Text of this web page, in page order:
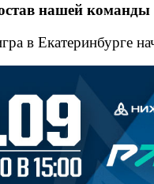
нашей
в Екатеринбурге